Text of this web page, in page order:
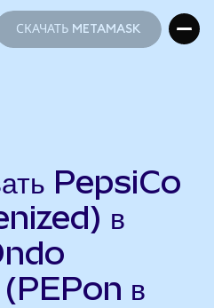
СКАЧАТЬ METAMASK
PepsiCo
в
в